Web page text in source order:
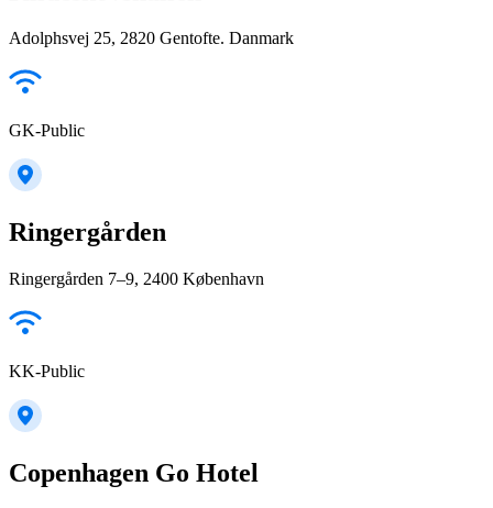
Adolphsvej 25, 2820 Gentofte. Danmark
GK-Public
Ringergården
Ringergården 7–9, 2400 København
KK-Public
Copenhagen Go Hotel